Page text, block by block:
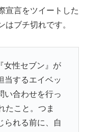
宣言をツイートした
はブチ切れです。
女性セブン』が
当するエイベッ
い合わせを行っ
たこと。つま
られる前に、自